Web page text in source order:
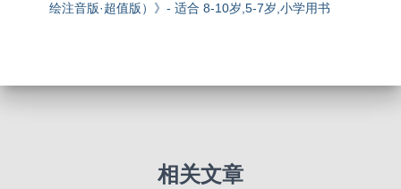
绘注音版·超值版）》- 适合 8-10岁,5-7岁,小学用书
相关文章